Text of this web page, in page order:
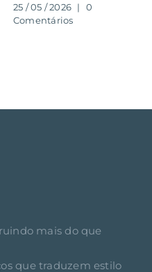
25 / 05 / 2026 |
0
Comentários
mais do que
que traduzem estilo